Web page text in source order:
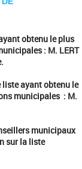
obtenu le plus
: M. LERT
ayant obtenu le
municipales : M.
municipaux
sur la liste